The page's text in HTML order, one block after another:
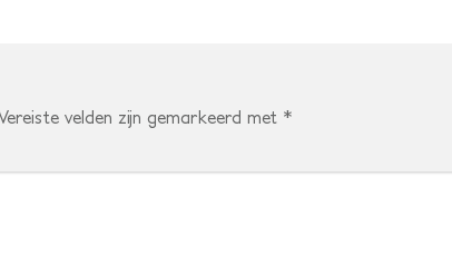
velden zijn gemarkeerd met *